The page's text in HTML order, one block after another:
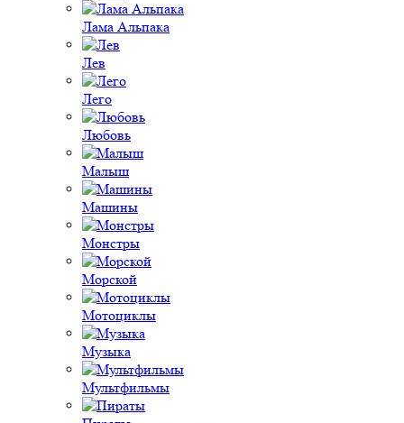
Лама Альпака
Лев
Лего
Любовь
Малыш
Машины
Монстры
Морской
Мотоциклы
Музыка
Мультфильмы